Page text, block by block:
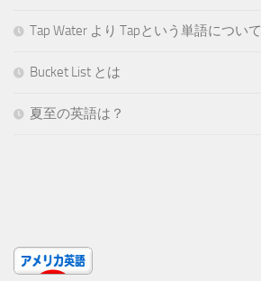
Tap Water より Tapという単語について
Bucket List とは
夏至の英語は？